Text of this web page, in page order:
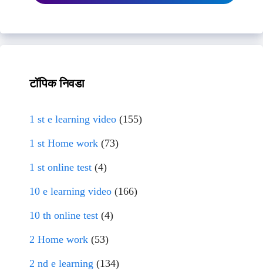
टॉपिक निवडा
1 st e learning video (155)
1 st Home work (73)
1 st online test (4)
10 e learning video (166)
10 th online test (4)
2 Home work (53)
2 nd e learning (134)